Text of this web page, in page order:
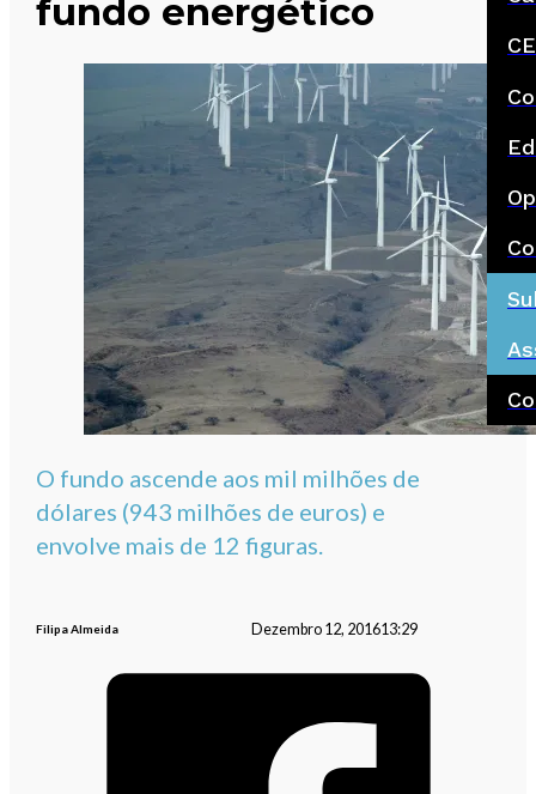
fundo energético
O fundo ascende aos mil milhões de
dólares (943 milhões de euros) e
envolve mais de 12 figuras.
Filipa Almeida Dezembro 12, 201613:29